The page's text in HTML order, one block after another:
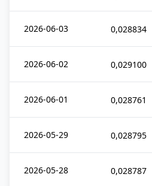
2026-06-03 0,028834
2026-06-02 0,029100
2026-06-01 0,028761
2026-05-29 0,028795
2026-05-28 0,028787